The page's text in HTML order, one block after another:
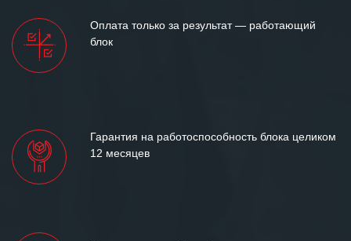
Оплата только за результат — работающий
блок
Гарантия на работоспособность блока целиком
12 месяцев